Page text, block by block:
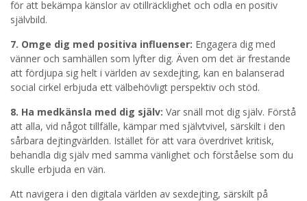
för att bekämpa känslor av otillräcklighet och odla en positiv
självbild.
7. Omge dig med positiva influenser: Engagera dig med
vänner och samhällen som lyfter dig. Även om det är frestande
att fördjupa sig helt i världen av sexdejting, kan en balanserad
social cirkel erbjuda ett välbehövligt perspektiv och stöd.
8. Ha medkänsla med dig själv: Var snäll mot dig själv. Förstå
att alla, vid något tillfälle, kämpar med självtvivel, särskilt i den
sårbara dejtingvärlden. Istället för att vara överdrivet kritisk,
behandla dig själv med samma vänlighet och förståelse som du
skulle erbjuda en vän.
Att navigera i den digitala världen av sexdejting, särskilt på